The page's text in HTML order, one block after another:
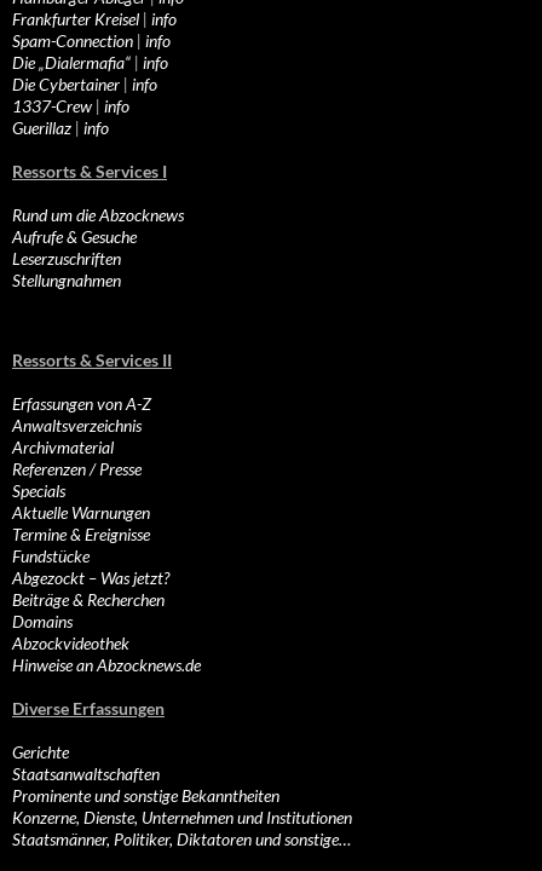
Frankfurter Kreisel | info
Spam-Connection | info
Die „Dialermafia“ | info
Die Cybertainer | info
1337-Crew | info
Guerillaz | info
Ressorts & Services I
Rund um die Abzocknews
Aufrufe & Gesuche
Leserzuschriften
Stellungnahmen
Ressorts & Services II
Erfassungen von A-Z
Anwaltsverzeichnis
Archivmaterial
Referenzen / Presse
Specials
Aktuelle Warnungen
Termine & Ereignisse
Fundstücke
Abgezockt – Was jetzt?
Beiträge & Recherchen
Domains
Abzockvideothek
Hinweise an Abzocknews.de
Diverse Erfassungen
Gerichte
Staatsanwaltschaften
Prominente und sonstige Bekanntheiten
Konzerne, Dienste, Unternehmen und Institutionen
Staatsmänner, Politiker, Diktatoren und sonstige…